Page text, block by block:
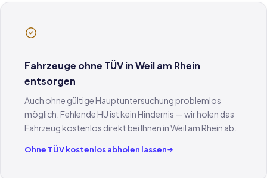
Fahrzeuge ohne TÜV in Weil am Rhein
entsorgen
Auch ohne gültige Hauptuntersuchung problemlos
möglich. Fehlende HU ist kein Hindernis — wir holen das
Fahrzeug kostenlos direkt bei Ihnen in Weil am Rhein ab.
Ohne TÜV kostenlos abholen lassen